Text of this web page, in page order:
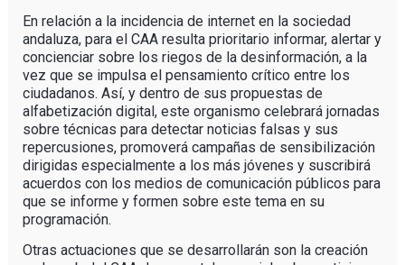
En relación a la incidencia de internet en la sociedad
andaluza, para el CAA resulta prioritario informar, alertar y
concienciar sobre los riegos de la desinformación, a la
vez que se impulsa el pensamiento crítico entre los
ciudadanos. Así, y dentro de sus propuestas de
alfabetización digital, este organismo celebrará jornadas
sobre técnicas para detectar noticias falsas y sus
repercusiones, promoverá campañas de sensibilización
dirigidas especialmente a los más jóvenes y suscribirá
acuerdos con los medios de comunicación públicos para
que se informe y formen sobre este tema en su
programación.
Otras actuaciones que se desarrollarán son la creación